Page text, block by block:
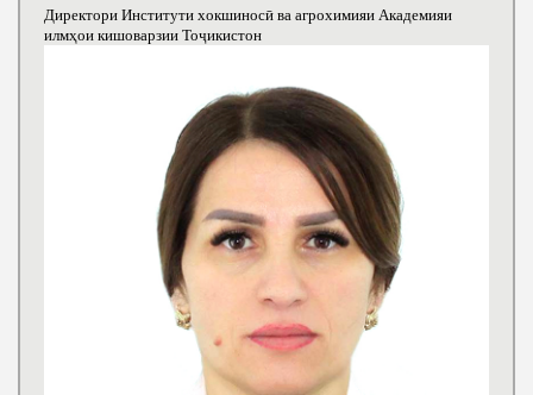
Директори Институти хокшиносӣ ва агрохимияи Академияи
илмҳои кишоварзии Тоҷикистон